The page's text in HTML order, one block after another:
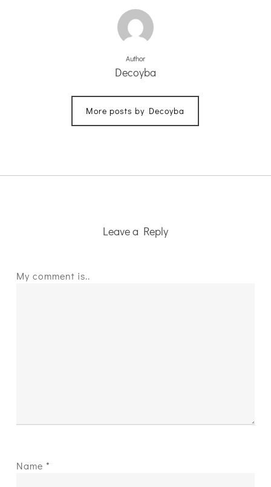
Author
Decoyba
More posts by Decoyba
Leave a Reply
My comment is..
Name *